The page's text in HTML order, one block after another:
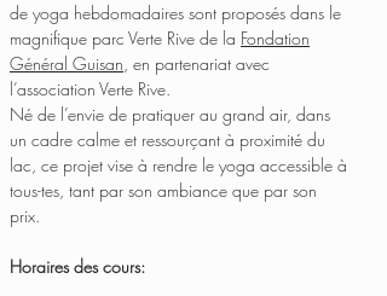
de yoga hebdomadaires sont proposés dans le
magnifique parc Verte Rive de la Fondation
Général Guisan, en partenariat avec
l’association Verte Rive.
Né de l’envie de pratiquer au grand air, dans
un cadre calme et ressourçant à proximité du
lac, ce projet vise à rendre le yoga accessible à
tous-tes, tant par son ambiance que par son
prix.
Horaires des cours: